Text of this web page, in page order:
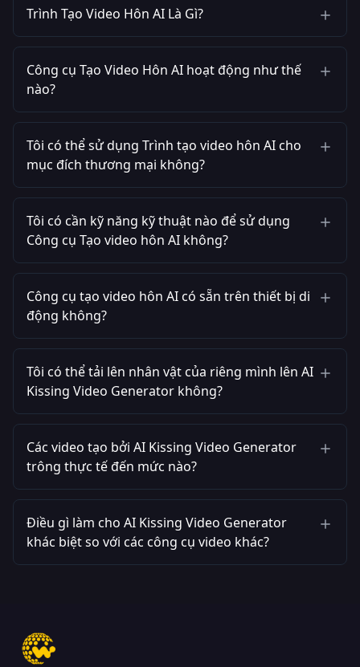
Trình Tạo Video Hôn AI Là Gì?
Công cụ Tạo Video Hôn AI hoạt động như thế
nào?
Tôi có thể sử dụng Trình tạo video hôn AI cho
mục đích thương mại không?
Tôi có cần kỹ năng kỹ thuật nào để sử dụng
Công cụ Tạo video hôn AI không?
Công cụ tạo video hôn AI có sẵn trên thiết bị di
động không?
Tôi có thể tải lên nhân vật của riêng mình lên AI
Kissing Video Generator không?
Các video tạo bởi AI Kissing Video Generator
trông thực tế đến mức nào?
Điều gì làm cho AI Kissing Video Generator
khác biệt so với các công cụ video khác?